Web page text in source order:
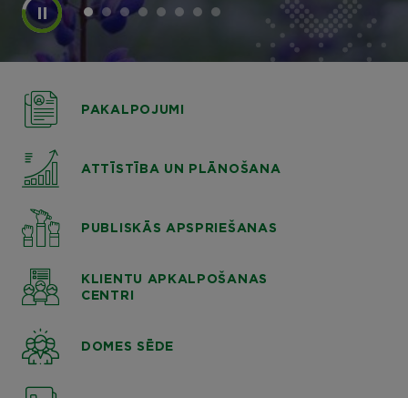
PAKALPOJUMI
ATTĪSTĪBA UN PLĀNOŠANA
PUBLISKĀS APSPRIEŠANAS
KLIENTU APKALPOŠANAS
CENTRI
DOMES SĒDE